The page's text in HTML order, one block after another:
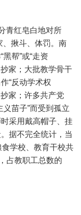
青红皂白地对所
、揪斗、体罚。南
帮”或“走资
家；大批教学骨干
“反动学术权
家；许多共产党
义苗子”而受到孤立
采用戴高帽子、挂
据不完全统计，当
学校、教育干校共
占教职工总数的